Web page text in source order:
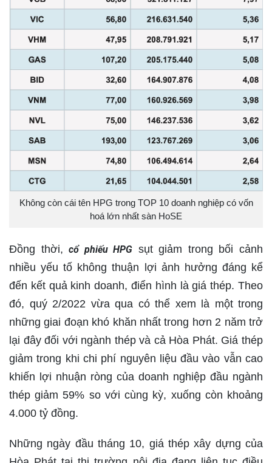
Không còn cái tên HPG trong TOP 10 doanh nghiệp có vốn
hoá lớn nhất sàn HoSE
Đồng thời,cổ phiếu HPG sụt giảm trong bối cảnh
nhiều yếu tố không thuận lợi ảnh hưởng đáng kể
đến kết quả kinh doanh, điển hình là giá thép. Theo
đó, quý 2/2022 vừa qua có thể xem là một trong
những giai đoạn khó khăn nhất trong hơn 2 năm trở
lại đây đối với ngành thép và cả Hòa Phát. Giá thép
giảm trong khi chi phí nguyên liệu đầu vào vẫn cao
khiến lợi nhuận ròng của doanh nghiệp đầu ngành
thép giảm 59% so với cùng kỳ, xuống còn khoảng
4.000 tỷ đồng.
Những ngày đầu tháng 10, giá thép xây dựng của